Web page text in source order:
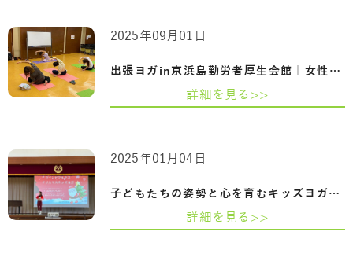
出張ヨガin京浜島勤労者厚生会館｜女性特…
2025年09月01日
詳細を見る>>
子どもたちの姿勢と心を育むキッズヨガ ～…
2025年01月04日
詳細を見る>>